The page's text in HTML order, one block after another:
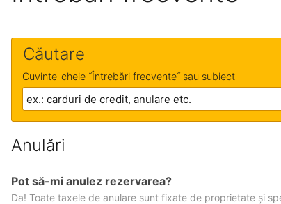
Căutare
Cuvinte-cheie ˝Întrebări frecvente˝ sau subiect
Anulări
Pot să-mi anulez rezervarea?
Da! Toate taxele de anulare sunt fixate de proprietate și